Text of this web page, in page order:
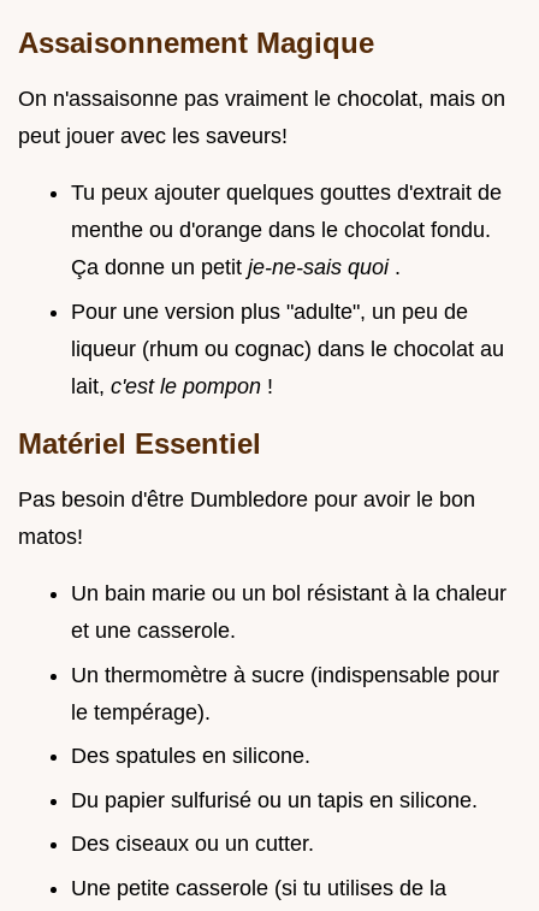
Assaisonnement Magique
On n'assaisonne pas vraiment le chocolat, mais on
peut jouer avec les saveurs!
Tu peux ajouter quelques gouttes d'extrait de
menthe ou d'orange dans le chocolat fondu.
Ça donne un petit je-ne-sais quoi .
Pour une version plus "adulte", un peu de
liqueur (rhum ou cognac) dans le chocolat au
lait, c'est le pompon !
Matériel Essentiel
Pas besoin d'être Dumbledore pour avoir le bon
matos!
Un bain marie ou un bol résistant à la chaleur
et une casserole.
Un thermomètre à sucre (indispensable pour
le tempérage).
Des spatules en silicone.
Du papier sulfurisé ou un tapis en silicone.
Des ciseaux ou un cutter.
Une petite casserole (si tu utilises de la